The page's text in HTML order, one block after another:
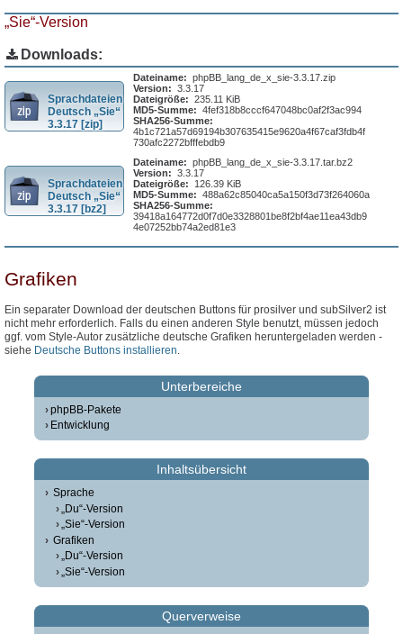
„Sie“-Version
Downloads:
Sprachdateien
Deutsch „Sie“
3.3.17 [zip]
Dateiname: phpBB_lang_de_x_sie-3.3.17.zip
Version: 3.3.17
Dateigröße: 235.11 KiB
MD5-Summe: 4fef318b8cccf647048bc0af2f3ac994
SHA256-Summe:
4b1c721a57d69194b307635415e9620a4f67caf3fdb4f
730afc2272bfffebdb9
Sprachdateien
Deutsch „Sie“
3.3.17 [bz2]
Dateiname: phpBB_lang_de_x_sie-3.3.17.tar.bz2
Version: 3.3.17
Dateigröße:
126.39 KiB
MD5-Summe: 488a62c85040ca5a150f3d73f264060a
SHA256-Summe:
39418a164772d0f7d0e3328801be8f2bf4ae11ea43db9
4e07252bb74a2ed81e3
Grafiken
Ein separater Download der deutschen Buttons für prosilver und subSilver2 ist
nicht mehr erforderlich. Falls du einen anderen Style benutzt, müssen jedoch
ggf. vom Style-Autor zusätzliche deutsche Grafiken heruntergeladen werden -
siehe Deutsche Buttons installieren.
Unterbereiche
phpBB-Pakete
Entwicklung
Inhaltsübersicht
Sprache
„Du“-Version
„Sie“-Version
Grafiken
„Du“-Version
„Sie“-Version
Querverweise